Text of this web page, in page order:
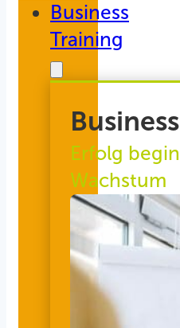
Business
Training
Erfolg
Wachstum